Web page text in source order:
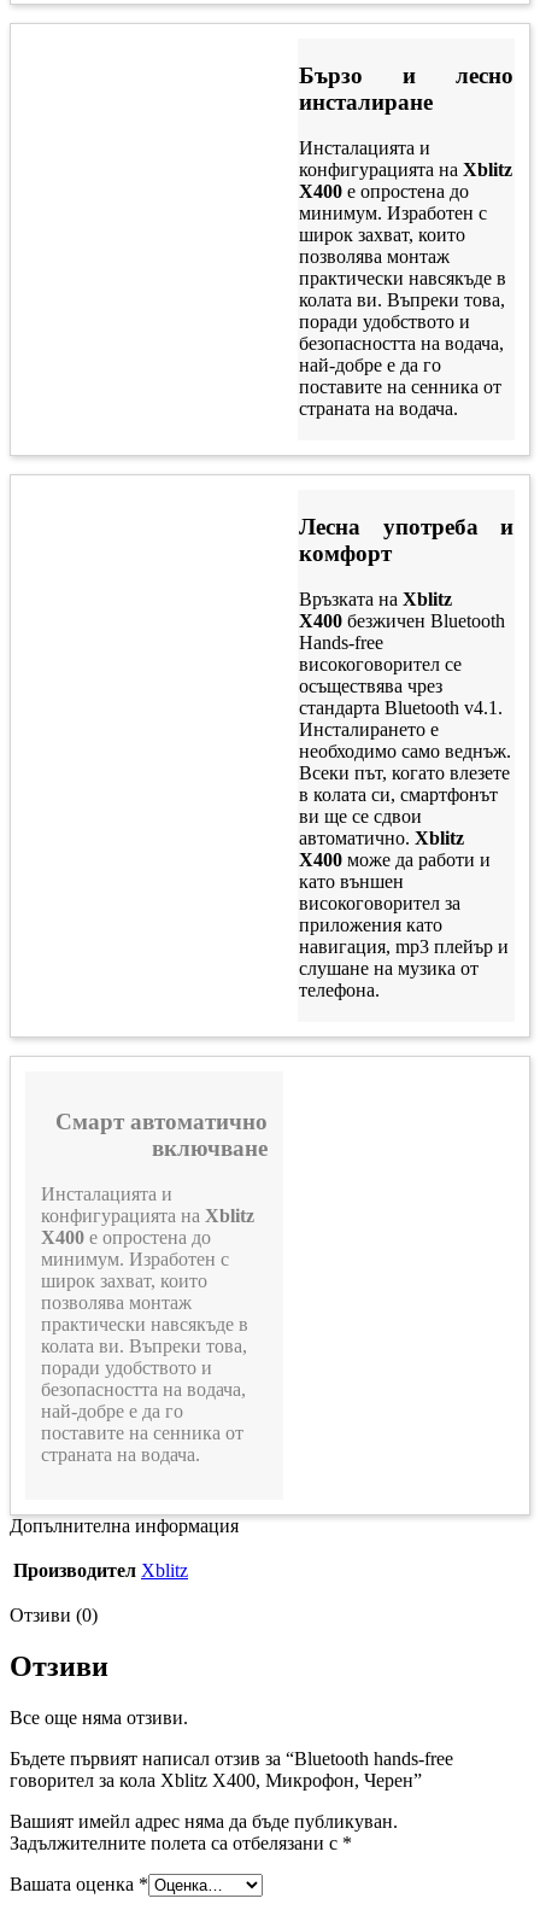
Бързо и лесно
инсталиране
Инсталацията и
конфигурацията на Xblitz
X400 е опростена до
минимум. Изработен с
широк захват, които
позволява монтаж
практически навсякъде в
колата ви. Въпреки това,
поради удобството и
безопасността на водача,
най-добре е да го
поставите на сенника от
страната на водача.
Лесна употреба и
комфорт
Връзката на Xblitz
X400 безжичен Bluetooth
Hands-free
високоговорител се
осъществява чрез
стандарта Bluetooth v4.1.
Инсталирането е
необходимо само веднъж.
Всеки път, когато влезете
в колата си, смартфонът
ви ще се сдвои
автоматично. Xblitz
X400 може да работи и
като външен
високоговорител за
приложения като
навигация, mp3 плейър и
слушане на музика от
телефона.
Смарт автоматично
включване
Инсталацията и
конфигурацията на Xblitz
X400е опростена до
минимум. Изработен с
широк захват, които
позволява монтаж
практически навсякъде в
колата ви. Въпреки това,
поради удобството и
безопасността на водача,
най-добре е да го
поставите на сенника от
страната на водача.
Допълнителна информация
Производител Xblitz
Отзиви (0)
Отзиви
Все още няма отзиви.
Бъдете първият написал отзив за “Bluetooth hands-free
говорител за кола Xblitz X400, Микрофон, Черен”
Вашият имейл адрес няма да бъде публикуван.
Задължителните полета са отбелязани с *
Вашата оценка *